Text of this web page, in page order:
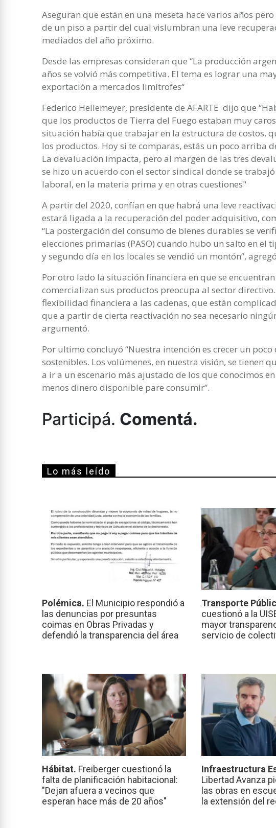
Aseguran que están en una meseta hace varios años
de un piso a partir del cual vislumbran una leve
mediados del año próximo.
Desde las empresas consideran que “La producción
años se volvió más competitiva. El tema es lograr una
exportación a mercados limítrofes“
Federico Hellemeyer, presidente de AFARTE dijo que
que los productos de Tierra del Fuego estaban muy
situación había que trabajar en la estructura de costos,
los productos. Hoy si te comparas, estás un poco arriba
La devaluación impacta, pero al margen de las tres
se hizo un acuerdo con el sector sindical donde se
laboral, en la materia prima y en otras cuestiones"
A partir del 2020, confían en que habrá una leve
estará ligada a la recuperación del poder adquisitivo,
“La postergación del consumo de bienes durables se
elecciones primarias (PASO) cuando hubo un salto en el
y segundo día en los locales se vendió un montón”,
Por otro lado la situación financiera en que se
comercializan sus productos preocupa al sector
flexibilidad financiera a las cadenas, que están
que a partir de cierta reactivación no sea necesario
argumentó.
Por ultimo concluyó “Nuestra intención es crecer un
sostenibles. Los volúmenes, en nuestra visión, se tienen
a ir a un escenario más ajustado de los que conocimos
menos dinero disponible pare consumir”.
Participá. Comentá.
Lo más leído
Polémica. El Municipio respondió a
las denuncias por presuntas
coimas en Obras Privadas y
defendió la transparencia del área
Transporte
cuestionó a la
mayor
servicio de
Hábitat. Freiberger cuestionó la
falta de planificación habitacional:
"Dejan afuera a vecinos que
esperan hace más de 20 años"
Infraestructura
Libertad Avanza
las obras en
la extensión del